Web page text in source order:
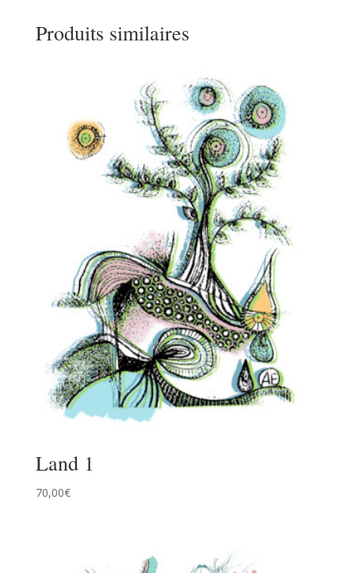
Produits similaires
Land 1
70,00€